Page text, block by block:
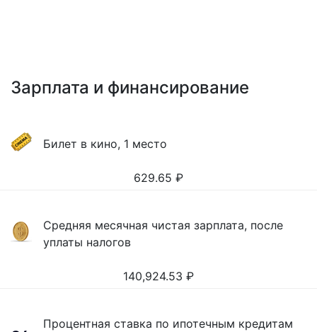
Зарплата и финансирование
Билет в кино, 1 место
629.65 ₽
Средняя месячная чистая зарплата, после
уплаты налогов
140,924.53 ₽
Процентная ставка по ипотечным кредитам